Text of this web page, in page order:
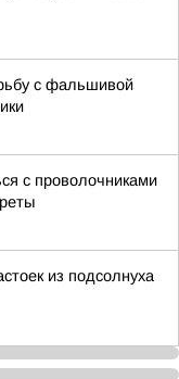
с фальшивой
с проволочниками
из подсолнуха